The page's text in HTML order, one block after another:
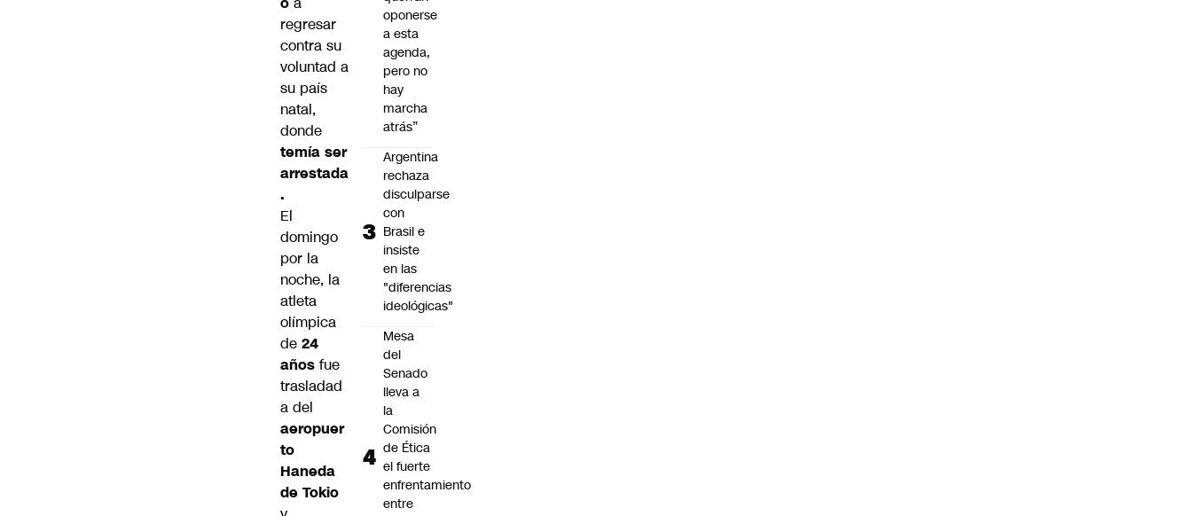
regresar
contra su
voluntad a
su país
natal,
donde
temía ser
arrestada
.
El
domingo
por la
noche, la
atleta
olímpica
de 24
años fue
trasladad
a del
aeropuer
to
Haneda
de Tokio
oponerse
a esta
agenda,
pero no
hay
marcha
atrás”
Argentina
rechaza
disculparse
con
Brasil e
insiste
en las
"diferencias
ideológicas"
Mesa
del
Senado
lleva a
la
Comisión
de Ética
el fuerte
enfrentamiento
entre